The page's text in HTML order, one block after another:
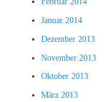
Januar 2014
Dezember 2013
November 2013
Oktober 2013
März 2013